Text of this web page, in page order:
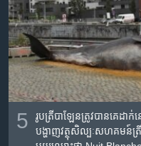
5
រូប​ត្រី​បាឡែន​ត្រូវ​បាន​គេ​ដា
បង្ហាញ​វត្ថុ​សិល្បៈ​សហគមន៍​ត្